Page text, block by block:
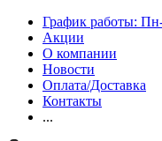
График работы:
Акции
О компании
Новости
Оплата/Доставка
Контакты
...